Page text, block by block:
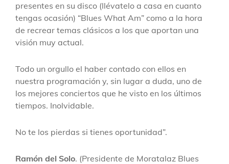
presentes en su disco (llévatelo a casa en cuanto
tengas ocasión) “Blues What Am” como a la hora
de recrear temas clásicos a los que aportan una
visión muy actual.
Todo un orgullo el haber contado con ellos en
nuestra programación y, sin lugar a duda, uno de
los mejores conciertos que he visto en los últimos
tiempos. Inolvidable.
No te los pierdas si tienes oportunidad”.
Ramón del Solo. (Presidente de Moratalaz Blues